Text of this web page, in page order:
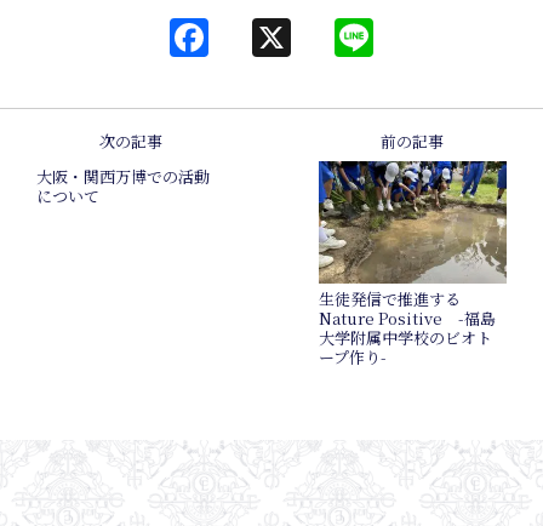
Facebook
次の記事
大阪・関西万博での活動
について
前の記事
生徒発信で推進する
Nature Positive -福島
大学附属中学校のビオト
ープ作り-